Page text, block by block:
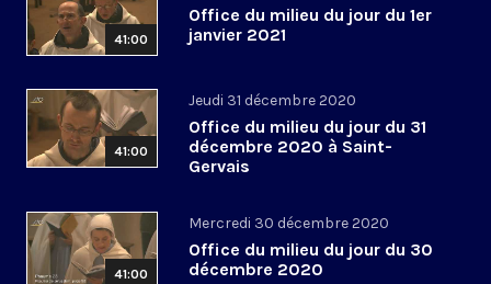
41:00
Office du milieu du jour du 1er
janvier 2021
41:00
Jeudi 31 décembre 2020
Office du milieu du jour du 31
décembre 2020 à Saint-
Gervais
41:00
Mercredi 30 décembre 2020
Office du milieu du jour du 30
décembre 2020